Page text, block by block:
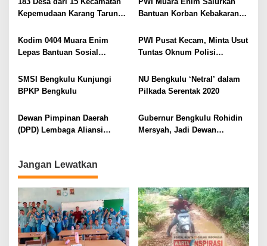
i
p
o
s
Kepemudaan Karang Taruna
Bantuan Korban Kebakaran
Kodim 0404 Muara Enim
Lepas Bantuan Sosial
Kebakaran Lahat Melalui
FKPPI dan FK-PMB
PWI Pusat Kecam, Minta Usut
Tuntas Oknum Polisi
Wartawan
SMSI Bengkulu Kunjungi
BPKP Bengkulu
NU Bengkulu ‘Netral’ dalam
Pilkada Serentak 2020
Dewan Pimpinan Daerah
(DPD) Lembaga Aliansi
Gubernur Bengkulu Rohidin
Mersyah, Jadi Dewan
Jangan Lewatkan